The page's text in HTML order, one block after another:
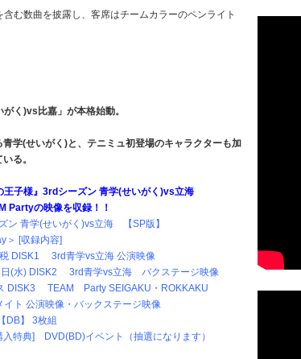
む数曲を披露し、客席はチームカラーのペンライト
く)vs比嘉」が本格始動。
学(せいがく)と、テニミュ初登場のキャラクターも加
る。
子様』3rdシーズン 青学(せいがく)vs立海
Partyの映像を収録！！
ン 青学(せいがく)vs立海 【SP版】
＞ [収録内容]
税 DISK1 3rd青学vs立海 公演映像
日(水) DISK2 3rd青学vs立海 バクステージ映像
TEAM Party SEIGAKU・ROKKAKU
イト 公演映像・バックステージ映像
DB】 3枚組
] DVD(BD)イベント（抽選になります）